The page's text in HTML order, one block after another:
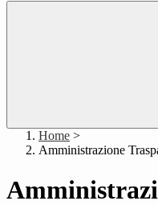
Home >
Amministrazione